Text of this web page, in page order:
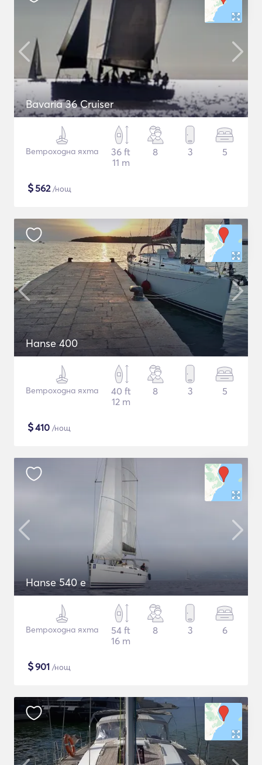
Bavaria 36 Cruiser
Ветроходна яхта
36 ft
11 m
8 3 5
$562/нощ
Hanse 400
Ветроходна яхта
40 ft
12 m
8 3 5
$410 /нощ
Hanse 540 e
Ветроходна яхта
54 ft
16 m
8 3 6
$901 /нощ